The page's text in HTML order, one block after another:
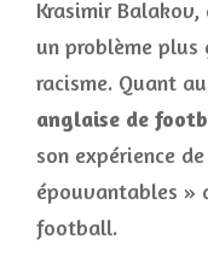
Krasimir
un problème plus
racisme. Quant
anglaise de
son expérience
épouvantables »
football.